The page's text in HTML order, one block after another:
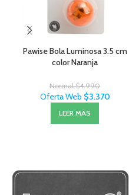
Pawise Bola Luminosa 3.5 cm
color Naranja
Normal$4.990
Oferta Web $3.370
LEER MÁS